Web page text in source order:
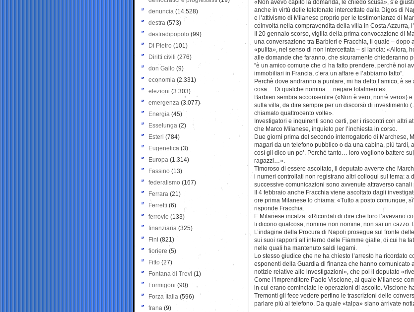
«Non avevo capito la domanda, le chiedo scusa», s’è
anche in virtù delle telefonate intercettate dalla Digos di
e l’attivismo di Milanese proprio per le testimonianze di
coinvolta nella compravendita della villa in Costa Azzurra,
Il 20 gennaio scorso, vigilia della prima convocazione di
una conversazione tra Barbieri e Fracchia, il quale – dopo
«pulita», nel senso di non intercettata – si lancia: «Allora,
alle domande che faranno, che sicuramente chiederanno
“è un amico comune che ci ha fatto prendere, perchè noi
immobiliari in Francia, c’era un affare e l’abbiamo fatto”.
Perchè dove andranno a puntare, mi ha detto l’amico, è
cosa… Di qualche nomina… negare totalmente».
Barbieri sembra acconsentire («Non è vero, non è vero»)
sulla villa, da dire sempre per un discorso di
chiamato quattrocento volte».
Investigatori e inquirenti sono certi, per i riscontri con altri
che Marco Milanese, inquieto per l’inchiesta in corso.
Due giorni prima del secondo interrogatorio di Marchese,
magari da un telefono pubblico o da una cabina, più tardi,
così gli dico un po’. Perchè tanto… loro vogliono battere
ragazzi…».
Timoroso di essere ascoltato, il deputato avverte che
i numeri controllati non registrano altri colloqui sul tema: a
successive comunicazioni sono avvenute attraverso canali
Il 4 febbraio anche Fracchia viene ascoltato dagli
ore prima Milanese lo chiama: «Tutto a posto comunque,
risponde Fracchia.
E Milanese incalza: «Ricordati di dire che loro l’avevano
ti dicono qualcosa, nomine non nomine, non sai un cazzo.
L’indagine della Procura di Napoli prosegue sul fronte
sui suoi rapporti all’interno delle Fiamme gialle, di cui ha
nelle quali ha mantenuto saldi legami.
Lo stesso giudice che ne ha chiesto l’arresto ha ricordato
esponenti della Guardia di finanza che hanno comunicato
notizie relative alle investigazioni», che poi il deputato
Come l’imprenditore Paolo Viscione, al quale Milanese
in cui erano cominciate le operazioni di ascolto. Viscione
Tremonti gli fece vedere perfino le trascrizioni delle
parlare più al telefono. Da quale «talpa» siano arrivate
denuncia (14.528)
destra (573)
destradipopolo (99)
Di Pietro (101)
Diritti civili (276)
don Gallo (9)
economia (2.331)
elezioni (3.303)
emergenza (3.077)
Energia (45)
Esselunga (2)
Esteri (784)
Eugenetica (3)
Europa (1.314)
Fassino (13)
federalismo (167)
Ferrara (21)
Ferretti (6)
ferrovie (133)
finanziaria (325)
Fini (821)
fioriere (5)
Fitto (27)
Fontana di Trevi (1)
Formigoni (90)
Forza Italia (596)
frana (9)